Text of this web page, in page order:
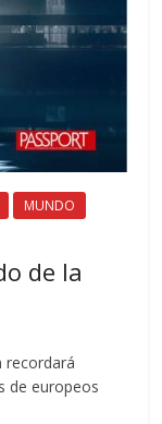
MUNDO
de la
recordará
de europeos